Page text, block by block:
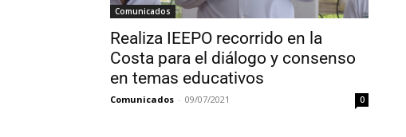
Comunicados
Realiza IEEPO recorrido en la
Costa para el diálogo y consenso
en temas educativos
Comunicados - 09/07/2021 0